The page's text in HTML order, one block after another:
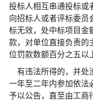
投标人相互串通投标或
向招标人或者评标委员
标无效，处中标项目金
款，对单位直接负责的
位罚款数额百分之五以
有违法所得的，并处
一年至二年内参加依法
予以公告，直至由工商